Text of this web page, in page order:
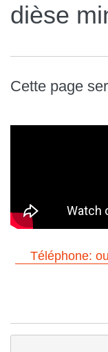
dièse
Cette page
Téléphone: